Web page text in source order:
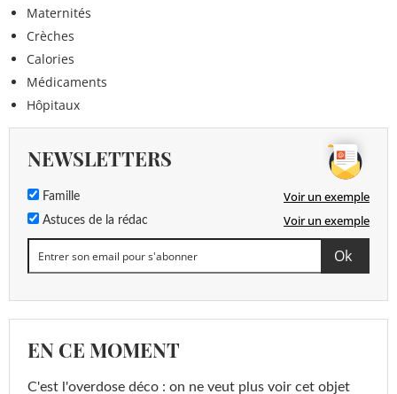
Maternités
Crèches
Calories
Médicaments
Hôpitaux
NEWSLETTERS
Famille Voir un exemple
Astuces de la rédac Voir un exemple
EN CE MOMENT
C'est l'overdose déco : on ne veut plus voir cet objet